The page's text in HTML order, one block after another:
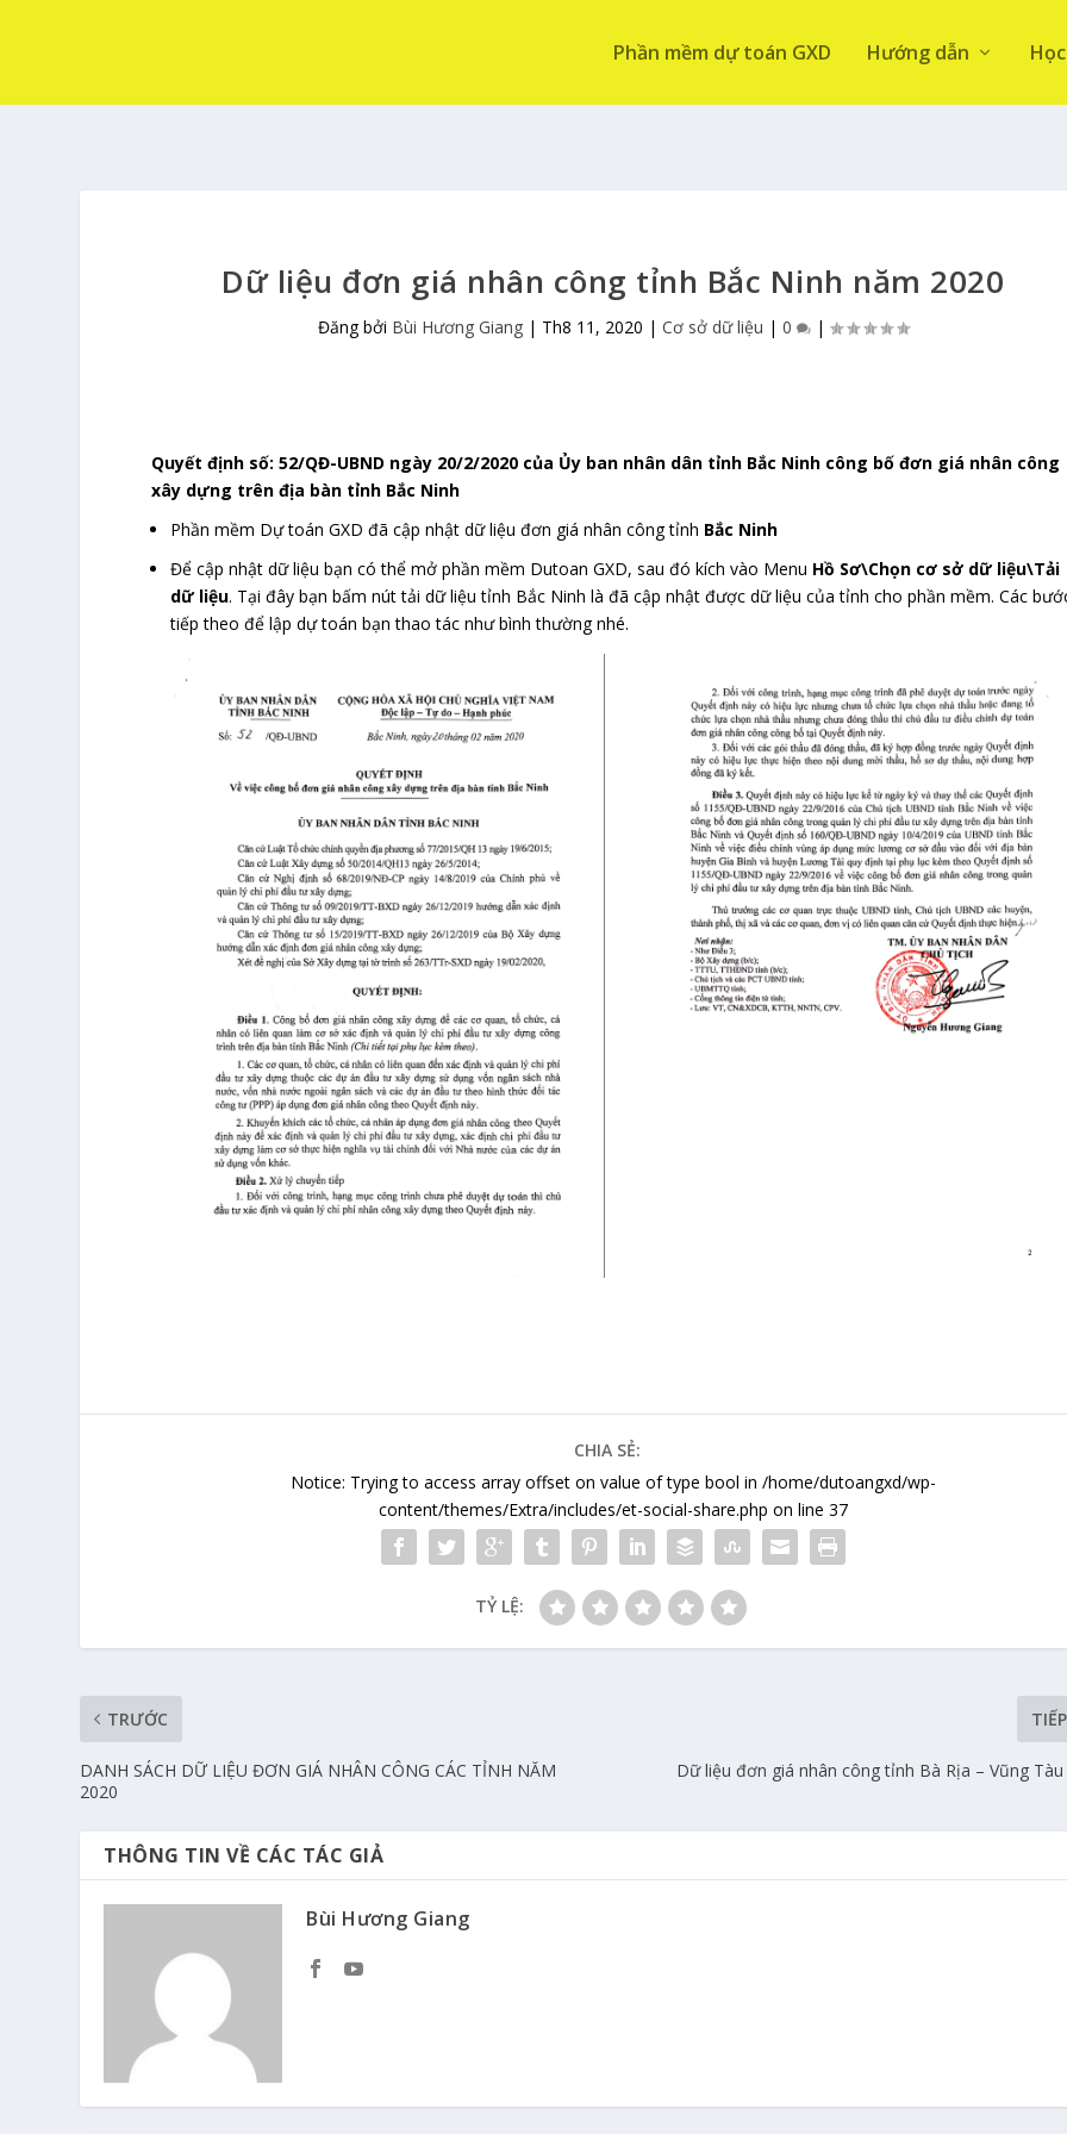
Phần mềm dự toán GXD Hướng dẫn
Dữ liệu đơn giá nhân công tỉnh Bắc Ninh năm 2020
Đăng bởi Bùi Hương Giang| Th8 11, 2020 | Cơ sở dữ liệu | 0 |
Quyết định số: 52/QĐ-UBND ngày 20/2/2020 của Ủy ban nhân dân tỉnh Bắc Ninh công bố đơn giá nhân công
xây dựng trên địa bàn tỉnh Bắc Ninh
Phần mềm Dự toán GXD đã cập nhật dữ liệu đơn giá nhân công tỉnh Bắc Ninh
Để cập nhật dữ liệu bạn có thể mở phần mềm Dutoan GXD, sau đó kích vào Menu Hồ Sơ\Chọn cơ sở dữ liệu\Tải
dữ liệu. Tại đây bạn bấm nút tải dữ liệu tỉnh Bắc Ninh là đã cập nhật được dữ liệu của tỉnh cho phần mềm. Các
tiếp theo để lập dự toán bạn thao tác như bình thường nhé.
CHIA SẺ:
Notice: Trying to access array offset on value of type bool in /home/dutoangxd/wp-
content/themes/Extra/includes/et-social-share.php on line 37
TỶ LỆ:
TRƯỚC
DANH SÁCH DỮ LIỆU ĐƠN GIÁ NHÂN CÔNG CÁC TỈNH NĂM
2020
Dữ liệu đơn giá nhân công tỉnh Bà Rịa – Vũng
THÔNG TIN VỀ CÁC TÁC GIẢ
Bùi Hương Giang